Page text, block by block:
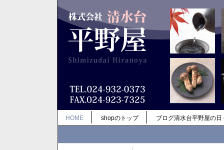
HOME shopのトップ ブログ清水台平野屋の日